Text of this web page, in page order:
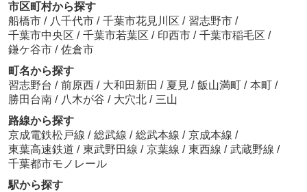
市区町村から探す
船橋市 / 八千代市 / 千葉市花見川区 / 習志野市 /
千葉市中央区 / 千葉市若葉区 / 印西市 / 千葉市稲毛区 /
鎌ケ谷市 / 佐倉市
町名から探す
習志野台 / 前原西 / 大和田新田 / 夏見 / 飯山満町 / 本町 /
勝田台南 / 八木が谷 / 大穴北 / 三山
路線から探す
京成電鉄松戸線 / 総武線 / 総武本線 / 京成本線 /
東葉高速鉄道 / 東武野田線 / 京葉線 / 東西線 / 武蔵野線 /
千葉都市モノレール
駅から探す